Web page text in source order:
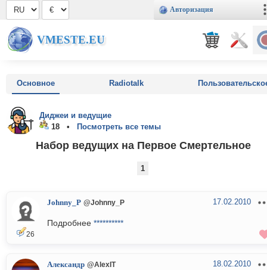
Авторизация
VMESTE.EU
Основное Radiotalk
Диджеи и ведущие
18 •
Посмотреть все темы
Набор ведущих на Первое Смертельное
1
26
Johnny_P @Johnny_P 17.02.2010
Подробнее **********
Александр @AlexIT 18.02.2010